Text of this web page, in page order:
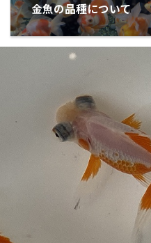
金魚の品種について